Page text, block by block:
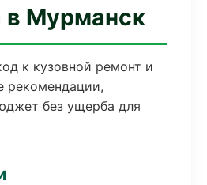
в Мурманск
к кузовной ремонт и
рекомендации,
без ущерба для